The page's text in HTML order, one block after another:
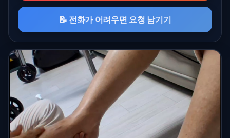
📝 전화가 어려우면 요청 남기기